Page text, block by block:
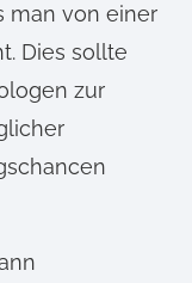
man von einer
Dies sollte
zur